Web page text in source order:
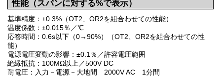
性能（スパンに対する%で表示）
基準精度：±0.3%（OT2、OR2を組合わせての性能）
温度係数：±0.015％／℃
応答時間：0.6s以下（0→90%）（OT2、OR2を組合わせての性
能）
電源電圧変動の影響：±0.1％／許容電圧範囲
絶縁抵抗：100MΩ以上／500V DC
耐電圧：入力－電源－大地間 2000V AC 1分間